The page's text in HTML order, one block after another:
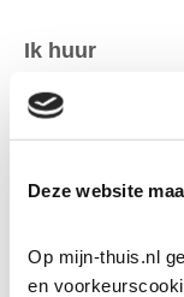
Deze website
Op mijn-thuis.nl
en
Ik huur
Reparatieverzoek
Onderhouds ABC
Huuropzegging